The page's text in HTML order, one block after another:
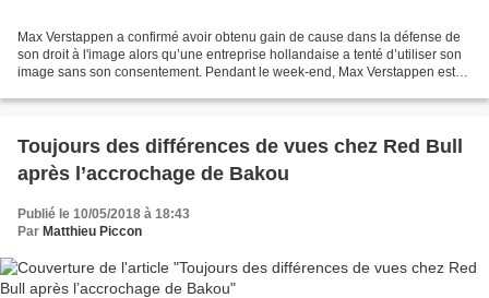
Max Verstappen a confirmé avoir obtenu gain de cause dans la défense de
son droit à l'image alors qu’une entreprise hollandaise a tenté d’utiliser son
image sans son consentement. Pendant le week-end, Max Verstappen est
Toujours des différences de vues chez Red Bull
après l’accrochage de Bakou
Publié le 10/05/2018 à 18:43
Par Matthieu Piccon